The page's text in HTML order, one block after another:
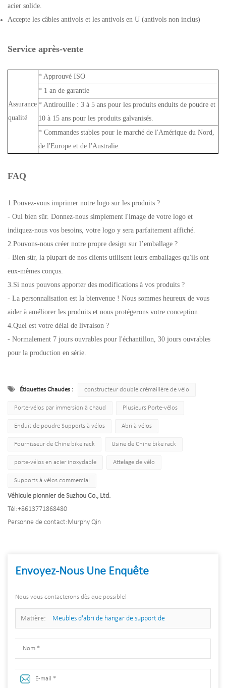
acier solide.
Accepte les câbles antivols et les antivols en U (antivols non inclus)
Service après-vente
Assurance
qualité
* Approuvé ISO
* 1 an de garantie
* Antirouille : 3 à 5 ans pour les produits enduits de poudre et
10 à 15 ans pour les produits galvanisés.
* Commandes stables pour le marché de l'Amérique du Nord,
de l'Europe et de l'Australie.
FAQ
1.Pouvez-vous imprimer notre logo sur les produits ?
- Oui bien sûr. Donnez-nous simplement l'image de votre logo et
indiquez-nous vos besoins, votre logo y sera parfaitement affiché.
2.Pouvons-nous créer notre propre design sur l’emballage ?
- Bien sûr, la plupart de nos clients utilisent leurs emballages qu'ils ont
eux-mêmes conçus.
3.Si nous pouvons apporter des modifications à vos produits ?
- La personnalisation est la bienvenue ! Nous sommes heureux de vous
aider à améliorer les produits et nous protégerons votre conception.
4.Quel est votre délai de livraison ?
- Normalement 7 jours ouvrables pour l'échantillon, 30 jours ouvrables
pour la production en série.
Étiquettes Chaudes : constructeur double crémaillère de vélo
Porte-vélos par immersion à chaud Plusieurs Porte-vélos
Enduit de poudre Supports à vélos Abri à vélos
Fournisseur de Chine bike rack Usine de Chine bike rack
porte-vélos en acier inoxydable Attelage de vélo
Supports à vélos commercial
Véhicule pionnier de Suzhou Co., Ltd.
Tél:+8613771868480
Personne de contact:Murphy Qin
Envoyez-Nous Une Enquête
Nous vous contacterons dès que possible!
Matière: Meubles d'abri de hangar de support de
stationnement de vélo d'abri d'auto de vélo public extérieur